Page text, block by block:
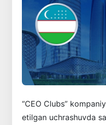
“CEO Clubs”
etilgan uchrashuvda